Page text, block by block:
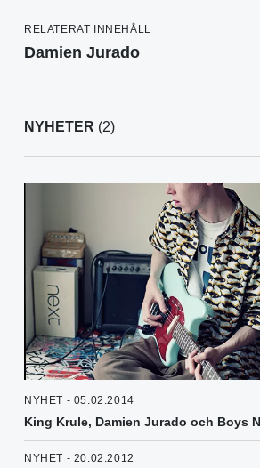
RELATERAT INNEHÅLL
Damien Jurado
NYHETER (2)
NYHET - 05.02.2014
King Krule, Damien Jurado och Boys
NYHET - 20.02.2012